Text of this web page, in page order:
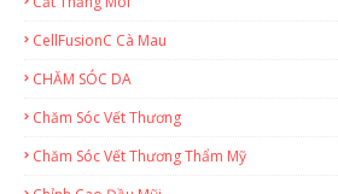
CellFusionC Cà Mau
CHĂM SÓC DA
Chăm Sóc Vết Thương
Chăm Sóc Vết Thương Thẩm Mỹ